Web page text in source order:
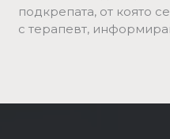
подкрепата, от която
с терапевт,